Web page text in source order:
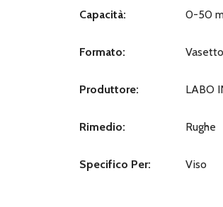
Capacità: 0-50
Formato: Vasetto
Produttore: LABO
Rimedio: Rughe
Specifico Per: Viso